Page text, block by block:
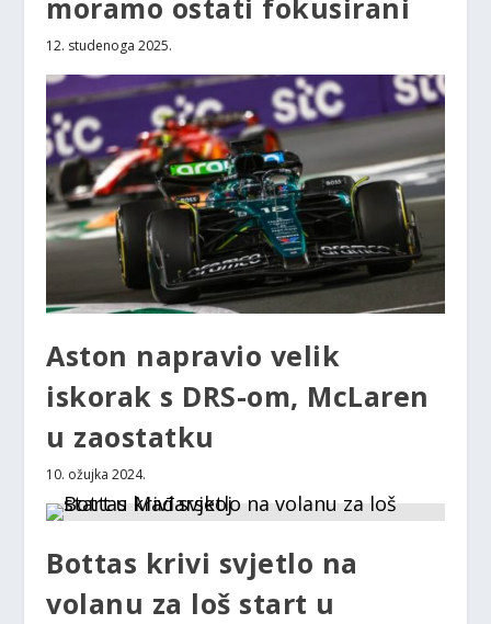
moramo ostati fokusirani
12. studenoga 2025.
Aston napravio velik
iskorak s DRS-om, McLaren
u zaostatku
10. ožujka 2024.
Bottas krivi svjetlo na
volanu za loš start u